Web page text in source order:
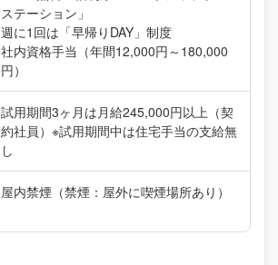
ステーション」
週に1回は「早帰りDAY」制度
社内資格手当（年間12,000円～180,000
円）
試用期間3ヶ月は月給245,000円以上（契
約社員）※試用期間中は住宅手当の支給無
し
屋内禁煙（禁煙：屋外に喫煙場所あり）